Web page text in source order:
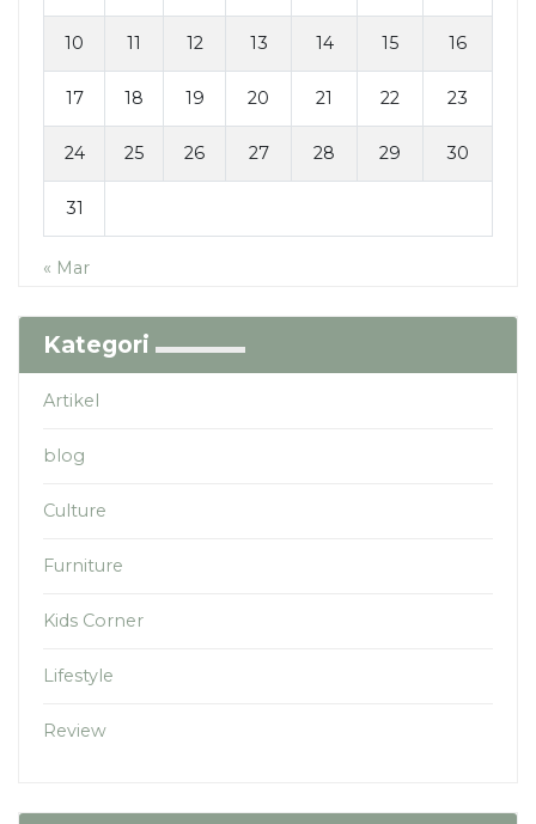
10 11 12 13 14 15 16
17 18 19 20 21 22 23
24 25 26 27 28 29 30
31
« Mar
Kategori
Artikel
blog
Culture
Furniture
Kids Corner
Lifestyle
Review